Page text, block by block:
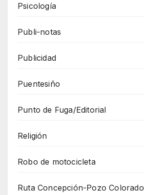
Psicología
Publi-notas
Publicidad
Puentesiño
Punto de Fuga/Editorial
Religión
Robo de motocicleta
Ruta Concepción-Pozo Colorado